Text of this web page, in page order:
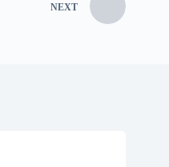
NEXT